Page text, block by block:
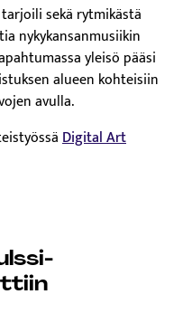
sekä rytmikästä
nykykansanmusiikin
yleisö pääsi
alueen kohteisiin
avulla.
Digital Art